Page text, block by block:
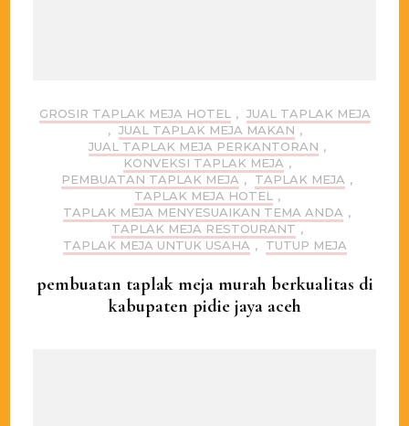
GROSIR TAPLAK MEJA HOTEL , JUAL TAPLAK MEJA
, JUAL TAPLAK MEJA MAKAN ,
JUAL TAPLAK MEJA PERKANTORAN ,
KONVEKSI TAPLAK MEJA ,
PEMBUATAN TAPLAK MEJA , TAPLAK MEJA ,
TAPLAK MEJA HOTEL
,
TAPLAK MEJA MENYESUAIKAN TEMA ANDA ,
TAPLAK MEJA RESTOURANT ,
TAPLAK MEJA UNTUK USAHA , TUTUP MEJA
pembuatan taplak meja murah berkualitas di
kabupaten pidie jaya aceh